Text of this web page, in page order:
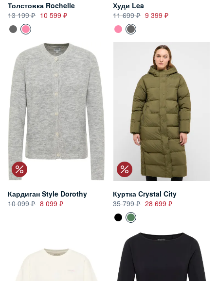
Толстовка Rochelle
13 199
10 599
Худи Lea
11 699
9 399
Кардиган Style Dorothy
10 099
8 099
Куртка Crystal City
35 799
28 699